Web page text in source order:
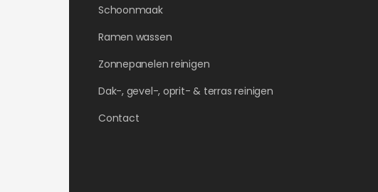
Schoonmaak
Ramen wassen
Zonnepanelen reinigen
Dak-, gevel-, oprit- & terras reinigen
Contact